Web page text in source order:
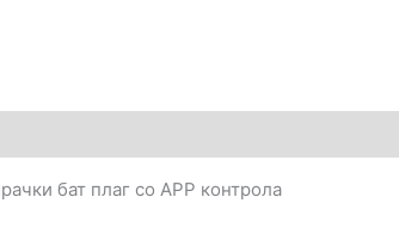
бат плаг со APP контрола